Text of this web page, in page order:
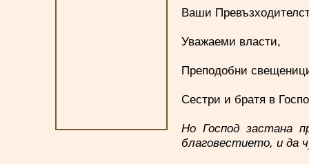
Ваши
Уважаеми власти,
Преподобни
Сестри и братя в
Но Господ застана
благовестието, и да